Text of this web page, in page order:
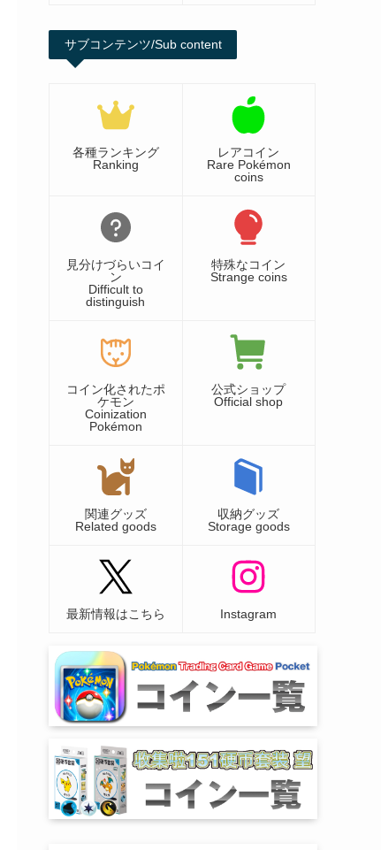
サブコンテンツ/Sub content
各種ランキング
Ranking
レアコイン
Rare Pokémon
coins
見分けづらいコイ
ン
Difficult to
distinguish
特殊なコイン
Strange coins
コイン化されたポ
ケモン
Coinization
Pokémon
公式ショップ
Official shop
関連グッズ
Related goods
収納グッズ
Storage goods
最新情報はこちら Instagram